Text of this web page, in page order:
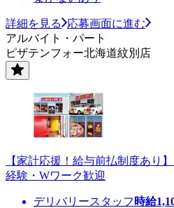
詳細を見る
応募画面に進む
アルバイト・パート
ピザテンフォー北海道紋別店
【家計応援！給与前払制度あり
経験・Wワーク歓迎
デリバリースタッフ 時給